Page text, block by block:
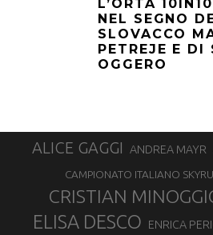
L’ORTA
NEL SEGNO
SLOVACCO
PETREJE E DI
OGGERO
ALICE GAGGI ANDREA MAYR
CAMPIONATO ITALIANO
CRISTIAN
ELISA DESCO ENRICA